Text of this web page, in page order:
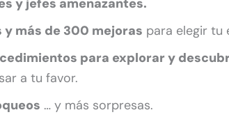
y jefes amenazantes.
y más de 300 mejoras para elegir tu
para explorar y
a tu favor.
… y más sorpresas.